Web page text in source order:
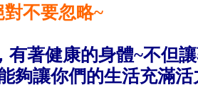
不要忽略~
有著健康的身體~不但
夠讓你們的生活充滿活